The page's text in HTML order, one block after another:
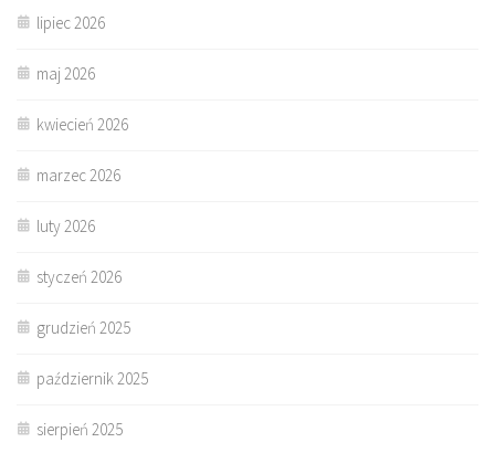
lipiec 2026
maj 2026
kwiecień 2026
marzec 2026
luty 2026
styczeń 2026
grudzień 2025
październik 2025
sierpień 2025